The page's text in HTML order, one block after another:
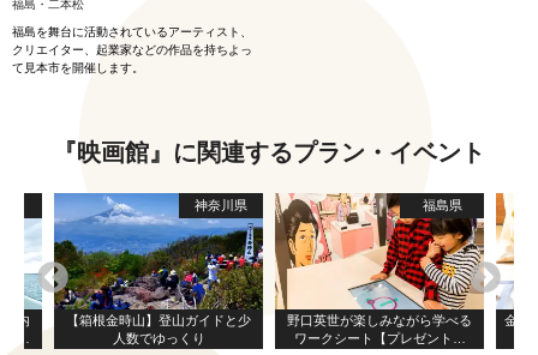
福島・二本松
福島を舞台に活動されているアーティスト、
クリエイター、起業家などの作品を持ちよっ
て見本市を開催します。
『映画館』に関連するプラン・イベント
案内
宿泊
神奈川県
【箱根金時山】登山ガイドと少
人数でゆっくり
福島県
野口英世が楽しみながら学べる
ワークシート【プレゼント付
金閣